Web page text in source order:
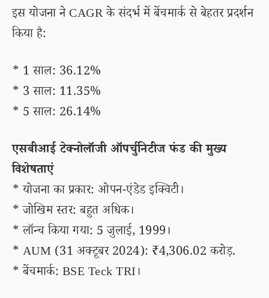
इस योजना ने CAGR के संदर्भ में बेंचमार्क से बेहतर प्रदर्शन
किया है:
* 1 साल: 36.12%
* 3 साल: 11.35%
* 5 साल: 26.14%
एसबीआई टेक्नोलॉजी ऑपर्चुनिटीज फंड की मुख्य
विशेषताएं
* योजना का प्रकार: ओपन-एंडेड इक्विटी।
* जोखिम स्तर: बहुत अधिक।
* लॉन्च किया गया: 5 जुलाई, 1999।
* AUM (31 अक्टूबर 2024): ₹4,306.02 करोड़.
* बेंचमार्क: BSE Teck TRI।